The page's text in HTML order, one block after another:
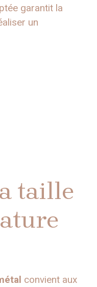
garantit la
un
taille
convient aux